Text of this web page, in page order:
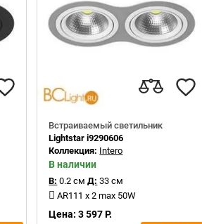
Встраиваемый светильник
Lightstar i9290606
Коллекция: Intero
В наличии
В: 0.2 см Д: 33 см
AR111 x 2 max 50W
Цена: 3 597 Р.